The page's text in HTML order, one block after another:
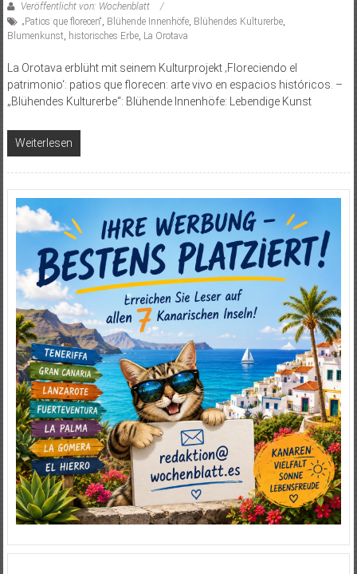
Veröffentlicht von: Wochenblatt
„Patios que florecen“, Blühende Innenhöfe, Blühendes Kulturerbe,
Blumenkunst, historisches Erbe, La Orotava
La Orotava erblüht mit seinem Kulturprojekt ‚Floreciendo el
patrimonio‘: patios que florecen: arte vivo en espacios históricos. –
„Blühendes Kulturerbe“: Blühende Innenhöfe: Lebendige Kunst
Weiterlesen